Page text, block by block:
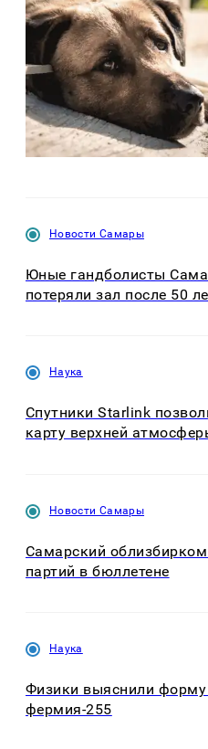
Новости Самары
Юные гандболисты
потеряли зал после 50
Наука
Спутники Starlink
карту верхней
Новости Самары
Самарский
партий в бюллетене
Наука
Физики выяснили форму
фермия-255